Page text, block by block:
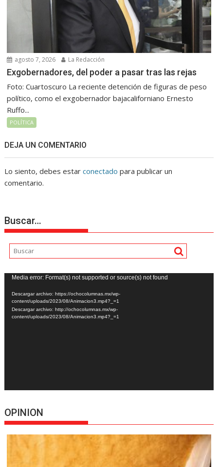
agosto 7, 2026 La Redacción
Exgobernadores, del poder a pasar tras las rejas
Foto: Cuartoscuro La reciente detención de figuras de peso
político, como el exgobernador bajacaliforniano Ernesto
Ruffo...
POLÍTICA
DEJA UN COMENTARIO
Lo siento, debes estarconectado para publicar un
comentario.
Buscar…
Reproductor
de
vídeo
Media error: Format(s) not supported or source(s) not found
Descargar archivo: https://ochocolumnas.mx/wp-
content/uploads/2023/08/Animacion3.mp4?_=1
Descargar archivo: http://ochocolumnas.mx/wp-
content/uploads/2023/08/Animacion3.mp4?_=1
OPINION